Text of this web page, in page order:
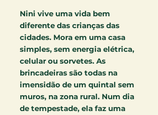
Nini vive uma vida bem
diferente das crianças das
cidades. Mora em uma casa
simples, sem energia elétrica,
celular ou sorvetes. As
brincadeiras são todas na
imensidão de um quintal sem
muros, na zona rural. Num dia
de tempestade, ela faz uma